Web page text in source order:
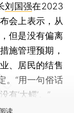
刘国强在2023
会上表示，从
但是没有偏离
施管理预期，
、居民的结售
。“用一句俗话
有‘大鳄’。”
读